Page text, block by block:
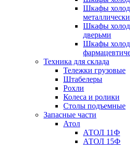
Шкафы
Шкафы
дверьми
Шкафы
Техника для склада
Тележки грузовые
Штабелеры
Рохли
Колеса и ролики
Столы подъемные
Запасные части
Атол
АТОЛ 11Ф
АТОЛ 15Ф